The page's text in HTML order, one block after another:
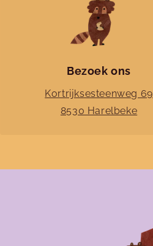
Bezoek ons
Kortrijksesteenweg 69
8530 Harelbeke